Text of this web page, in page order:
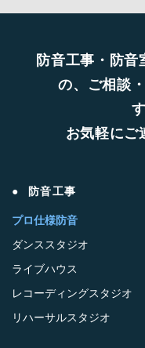
防音工事・防音
の、ご相談
お気軽にご
防音工事
プロ仕様防音
ダンススタジオ
ライブハウス
レコーディングスタジオ
リハーサルスタジオ